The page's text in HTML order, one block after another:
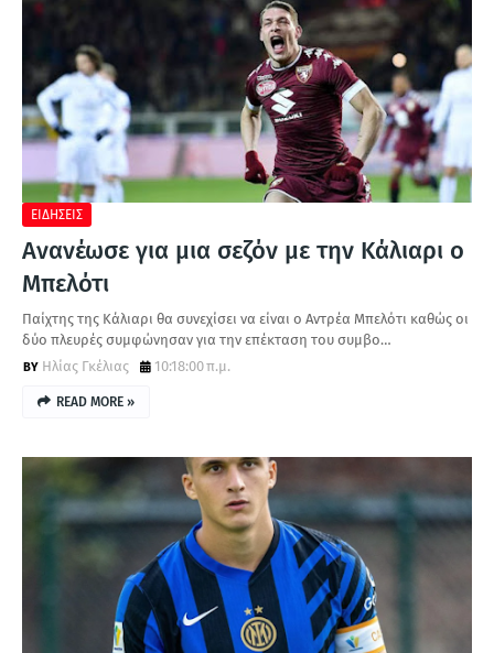
ΕΙΔΗΣΕΙΣ
Ανανέωσε για μια σεζόν με την Κάλιαρι ο
Μπελότι
Παίχτης της Κάλιαρι θα συνεχίσει να είναι ο Αντρέα Μπελότι καθώς οι
δύο πλευρές συμφώνησαν για την επέκταση του συμβο…
Ηλίας Γκέλιας
10:18:00 π.μ.
READ MORE »